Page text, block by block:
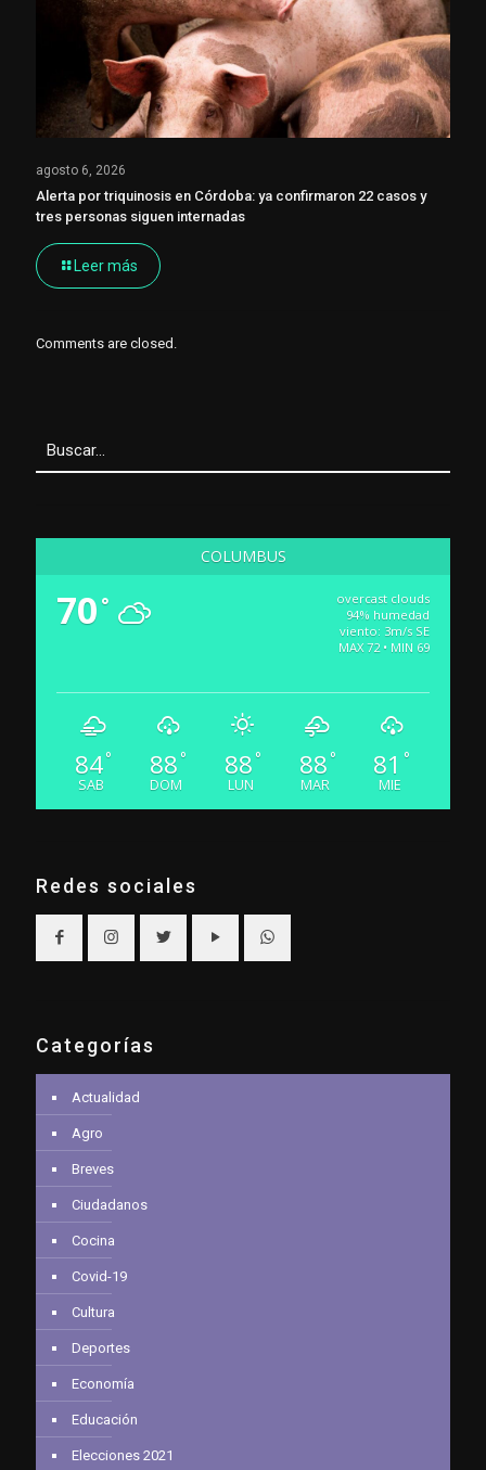
agosto 6, 2026
Alerta por triquinosis en Córdoba: ya confirmaron 22 casos y
tres personas siguen internadas
Leer más
Comments are closed.
COLUMBUS
70 °
overcast clouds
94% humedad
viento: 3m/s SE
MAX 72 • MIN 69
84°
SAB
88 °
DOM
88 °
LUN
88 °
MAR
81 °
MIE
Redes sociales
Categorías
Actualidad
Agro
Breves
Ciudadanos
Cocina
Covid-19
Cultura
Deportes
Economía
Educación
Elecciones 2021